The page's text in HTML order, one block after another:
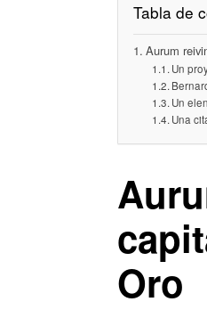
Tabla de
Aurum
Un
Un
Una
Oro